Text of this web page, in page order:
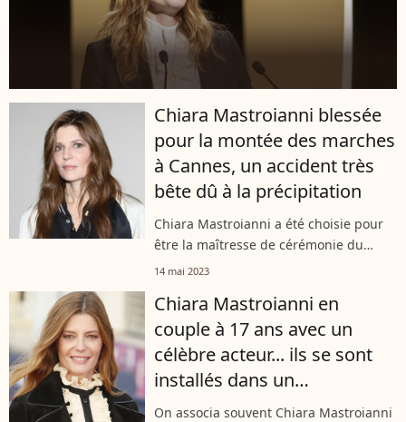
Chiara Mastroianni blessée
pour la montée des marches
à Cannes, un accident très
bête dû à la précipitation
Chiara Mastroianni a été choisie pour
être la maîtresse de cérémonie du
prochain Festival de Cannes qui aura
occasion, l'actrice a accordé un
entretien...
14 mai 2023
Chiara Mastroianni en
couple à 17 ans avec un
célèbre acteur... ils se sont
installés dans un
"appartement mansardé" !
On associa souvent Chiara Mastroianni